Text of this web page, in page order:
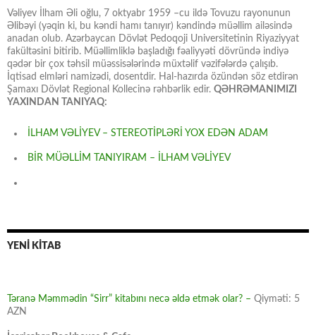
Vəliyev İlham Əli oğlu, 7 oktyabr 1959 –cu ildə Tovuzu rayonunun
Əlibəyi (yəqin ki, bu kəndi hamı tanıyır) kəndində müəllim ailəsində
anadan olub. Azərbaycan Dövlət Pedoqoji Universitetinin Riyaziyyat
fakültəsini bitirib. Müəllimliklə başladığı fəaliyyəti dövründə indiyə
qədər bir çox təhsil müəssisələrində müxtəlif vəzifələrdə çalışıb.
İqtisad elmləri namizədi, dosentdir. Hal-hazırda özündən söz etdirən
Şamaxı Dövlət Regional Kollecinə rəhbərlik edir. QƏHRƏMANIMIZI
YAXINDAN TANIYAQ:
İLHAM VƏLİYEV – STEREOTİPLƏRİ YOX EDƏN ADAM
BİR MÜƏLLİM TANIYIRAM – İLHAM VƏLİYEV
YENİ KİTAB
Təranə Məmmədin “Sirr” kitabını necə əldə etmək olar? – Qiyməti: 5
AZN